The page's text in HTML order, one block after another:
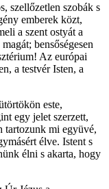
szellőzetlen szobák s
emberek közt,
a szent ostyát a
bensőségesen
Az európai
a testvér Isten, a
este,
egy jelet szerzett,
tartozunk mi együvé,
élve. Istent s
élni s akarta, hogy